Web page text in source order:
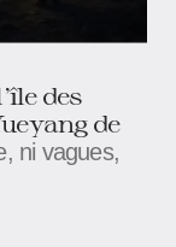
des
de
ni vagues,